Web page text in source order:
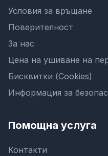
Условия за връщане
Поверителност
За нас
Цена на ушиване на
Бисквитки (Cookies)
Информация за
Помощна услуга
Контакти